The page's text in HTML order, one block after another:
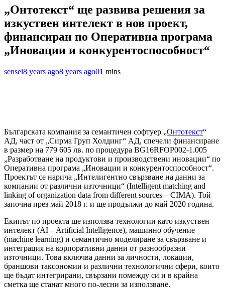
„Онтотекст“ ще развива решения за
изкуствен интелект в нов проект,
финансиран по Оперативна програма
„Иновации и конкурентоспособност“
sensei8 years ago8 years ago01 mins
Българската компания за семантичен софтуер „Онтотекст“
АД, част от „Сирма Груп Холдинг“ АД, спечели финансиране
в размер на 779 605 лв. по процедура BG16RFOP002-1.005
„Разработване на продуктови и производствени иновации“ по
Оперативна програма „Иновации и конкурентоспособност“.
Проектът се нарича „Интелигентно свързване на данни за
компании от различни източници“ (Intelligent matching and
linking of organization data from different sources – CIMA). Той
започна през май 2018 г. и ще продължи до май 2020 година.
Екипът по проекта ще използва технологии като изкуствен
интелект (AI – Artificial Intelligence), машинно обучение
(machine learning) и семантично моделиране за свързване и
интеграция на корпоративни данни от разнообразни
източници. Това включва данни за личности, локации,
браншови таксономии и различни технологични сфери, които
ще бъдат интегрирани, свързани помежду си и в крайна
сметка ще станат много по-лесни за използване.